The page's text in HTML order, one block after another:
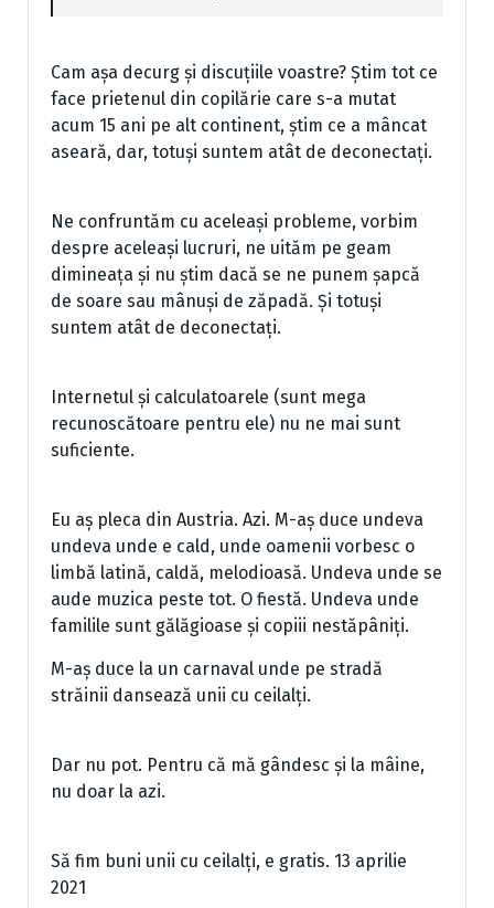
Cam așa decurg și discuțiile voastre? Știm tot ce
face prietenul din copilărie care s-a mutat
acum 15 ani pe alt continent, știm ce a mâncat
aseară, dar, totuși suntem atât de deconectați.
Ne confruntăm cu aceleași probleme, vorbim
despre aceleași lucruri, ne uităm pe geam
dimineața și nu știm dacă se ne punem șapcă
de soare sau mânuși de zăpadă. Și totuși
suntem atât de deconectați.
Internetul și calculatoarele (sunt mega
recunoscătoare pentru ele) nu ne mai sunt
suficiente.
Eu aș pleca din Austria. Azi. M-aș duce undeva
undeva unde e cald, unde oamenii vorbesc o
limbă latină, caldă, melodioasă. Undeva unde se
aude muzica peste tot. O fiestă. Undeva unde
familile sunt gălăgioase și copiii nestăpâniți.
M-aș duce la un carnaval unde pe stradă
străinii dansează unii cu ceilalți.
Dar nu pot. Pentru că mă gândesc și la mâine,
nu doar la azi.
Să fim buni unii cu ceilalți, e gratis. 13 aprilie
2021